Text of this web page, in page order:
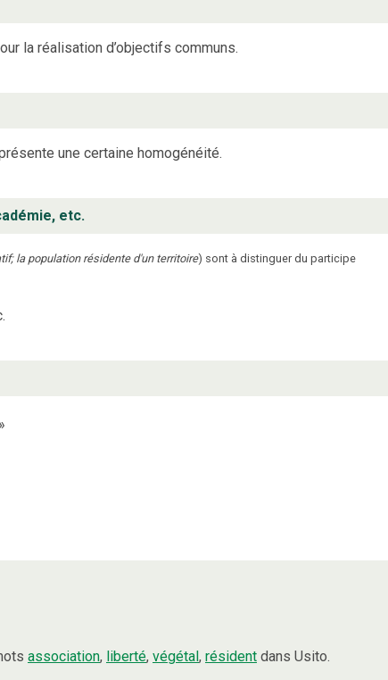
la réalisation d’objectifs communs.
une certaine homogénéité.
etc.
la population résidente d'un territoire) sont à distinguer du participe
»
association, liberté, végétal, résident dans Usito.